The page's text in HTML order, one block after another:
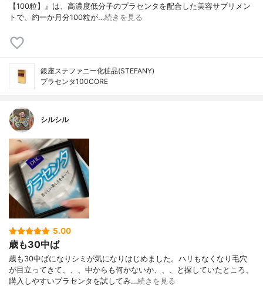
【100粒】』は、高濃度低分子のプラセンタを配合した美容サプリメン
トで、約一か月分100粒が…続きを見る
銀座ステファニー化粧品(STEFANY)
プラセンタ100CORE
シルシル
5.00
歳も30中ば
歳も30中ばになりシミが気になりはじめました。ハリもなくなり毛穴
が目立ってきて、、、中からも何かないか、、、と探していたところ、
購入しやすいプラセンタを試してみ…続きを見る